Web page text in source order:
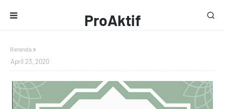
ProAktif
Beranda
April 23, 2020